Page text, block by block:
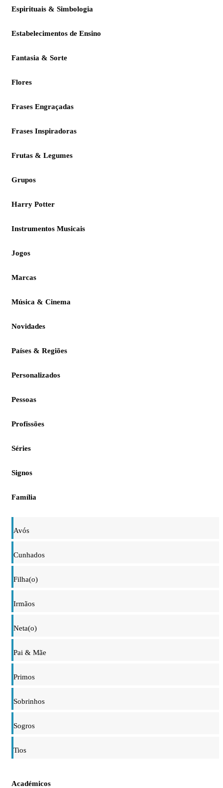
Espirituais & Simbologia
Estabelecimentos de Ensino
Fantasia & Sorte
Flores
Frases Engraçadas
Frases Inspiradoras
Frutas & Legumes
Grupos
Harry Potter
Instrumentos Musicais
Jogos
Marcas
Música & Cinema
Novidades
Países & Regiões
Personalizados
Pessoas
Profissões
Séries
Signos
Família
Avós
Cunhados
Filha(o)
Irmãos
Neta(o)
Pai & Mãe
Primos
Sobrinhos
Sogros
Tios
Académicos